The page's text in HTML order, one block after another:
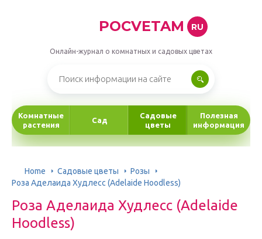
POCVETAM RU
Онлайн-журнал о комнатных и садовых цветах
Комнатные
растения
Сад
Садовые
цветы
Полезная
информация
Home Садовые цветы
Розы
Роза Аделаида Худлесс (Adelaide Hoodless)
Роза Аделаида Худлесс (Adelaide
Hoodless)